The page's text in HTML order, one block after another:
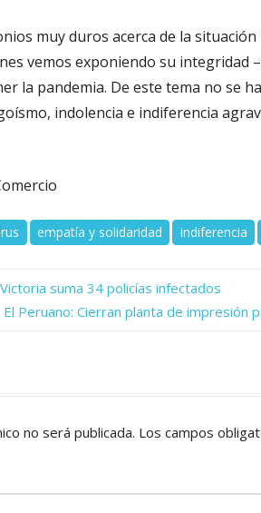
muy duros acerca de la
vemos exponiendo su integridad
la pandemia. De este tema no se
indolencia e indiferencia
empatía y solidaridad indiferencia
suma 34 policías infectados
Next
El Peruano: Cierran planta de
no será publicada. Los campos